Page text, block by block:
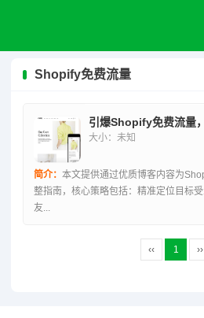
Shopify免费流量
大小：未知
简介： 本文提供通过优质博客内容为
整指南，核心策略包括：精准定位目标
友...
‹‹ 1 ››